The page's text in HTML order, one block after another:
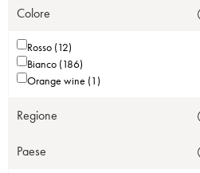
Colore
Rosso (12)
Bianco (186)
Orange wine (1)
Regione
Paese